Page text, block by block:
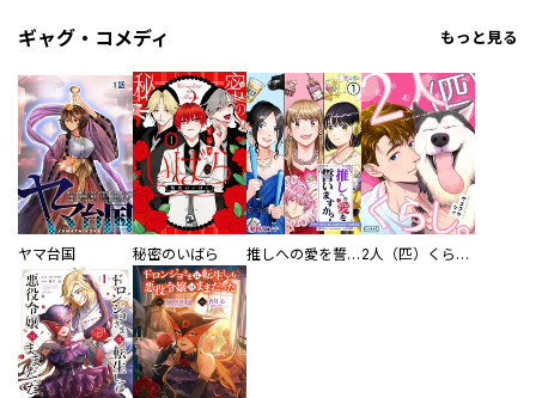
ギャグ・コメディ もっと見る
ヤマ台国 秘密のいばら 推しへの愛を誓いますか？～アラサー女子、推しは逃げぬが人生逃げる～ 2人（匹）くらし。